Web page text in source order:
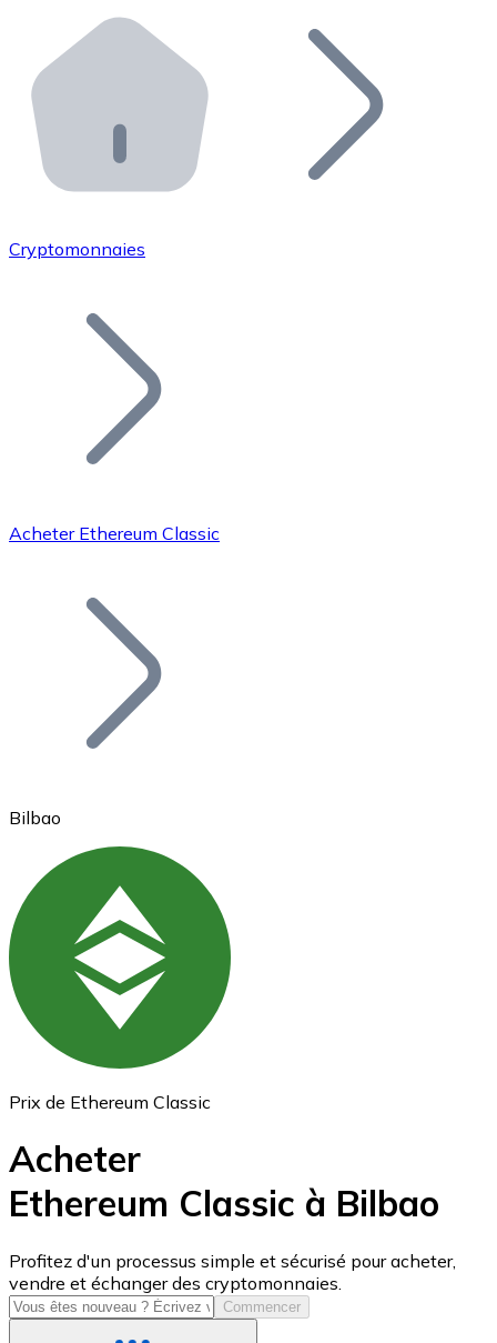
Distributeurs automatiques Bitnovo
Intégrez un ATM Bitnovo dans votre entreprise et
API Bitnovo
Intégrez notre API dans votre écosystème.
Rejoignez notre réseau de distributeurs et
Ajoutez le token de votre projet à notre service
Bitcoin
Ethereum
ETH
USD Coin
USDC
Cryptomonnaies
Acheter Ethereum Classic
Bilbao
Prix de Ethereum Classic
Acheter
Ethereum Classic à Bilbao
Profitez d'un processus simple et sécurisé pour acheter,
vendre et échanger des cryptomonnaies.
Commencer